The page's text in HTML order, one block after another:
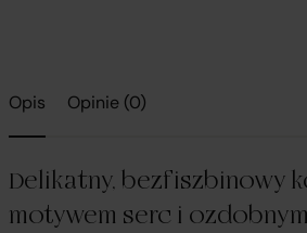
Opis Opinie (0)
Delikatny, bezfiszbinowy
motywem serc i